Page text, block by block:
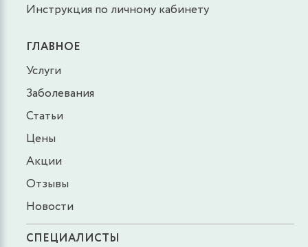
Инструкция по личному кабинету
ГЛАВНОЕ
Услуги
Заболевания
Статьи
Цены
Акции
Отзывы
Новости
СПЕЦИАЛИСТЫ